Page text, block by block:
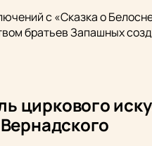
с «Сказка о
братьев Запашных
циркового